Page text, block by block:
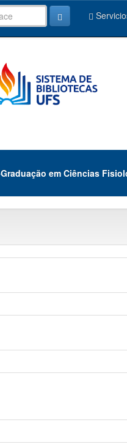
em Ciências